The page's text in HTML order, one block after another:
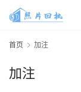
首页 加注
加注